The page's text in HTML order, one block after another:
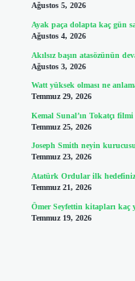
Ağustos 5, 2026
Ayak paça dolapta kaç gün
Ağustos 4, 2026
Akılsız başın atasözünün
Ağustos 3, 2026
Watt yüksek olması ne
Temmuz 29, 2026
Kemal Sunal’ın Tokatçı
Temmuz 25, 2026
Joseph Smith neyin
Temmuz 23, 2026
Atatürk Ordular ilk
Temmuz 21, 2026
Ömer Seyfettin kitapları kaç
Temmuz 19, 2026